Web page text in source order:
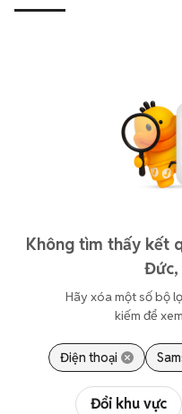
Không tìm thấy kết
Đức,
Hãy xóa một số bộ
kiếm để
Điện thoại
Đổi khu vực